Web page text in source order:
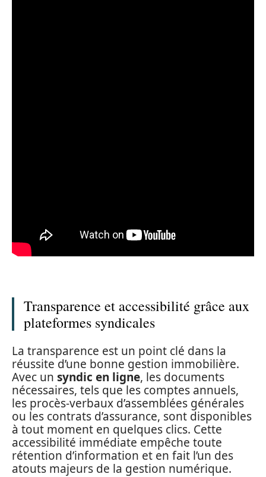
Transparence et accessibilité grâce aux
plateformes syndicales
La transparence est un point clé dans la
réussite d’une bonne gestion immobilière.
Avec un syndic en ligne, les documents
nécessaires, tels que les comptes annuels,
les procès-verbaux d’assemblées générales
ou les contrats d’assurance, sont disponibles
à tout moment en quelques clics. Cette
accessibilité immédiate empêche toute
rétention d’information et en fait l’un des
atouts majeurs de la gestion numérique.